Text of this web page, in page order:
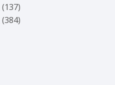
(137)
(384)